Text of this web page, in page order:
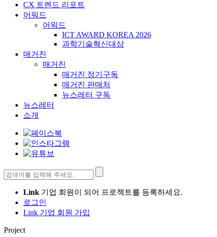
CX 트렌드 리포트
어워드
어워드
ICT AWARD KOREA 2026
과학기술혁신대상
매거진
매거진
매거진 정기구독
매거진 판매처
뉴스레터 구독
뉴스레터
소개
검
색:
Link 기업 회원이 되어 프로젝트를 등록하세요.
로그인
Link 기업 회원 가입
Project